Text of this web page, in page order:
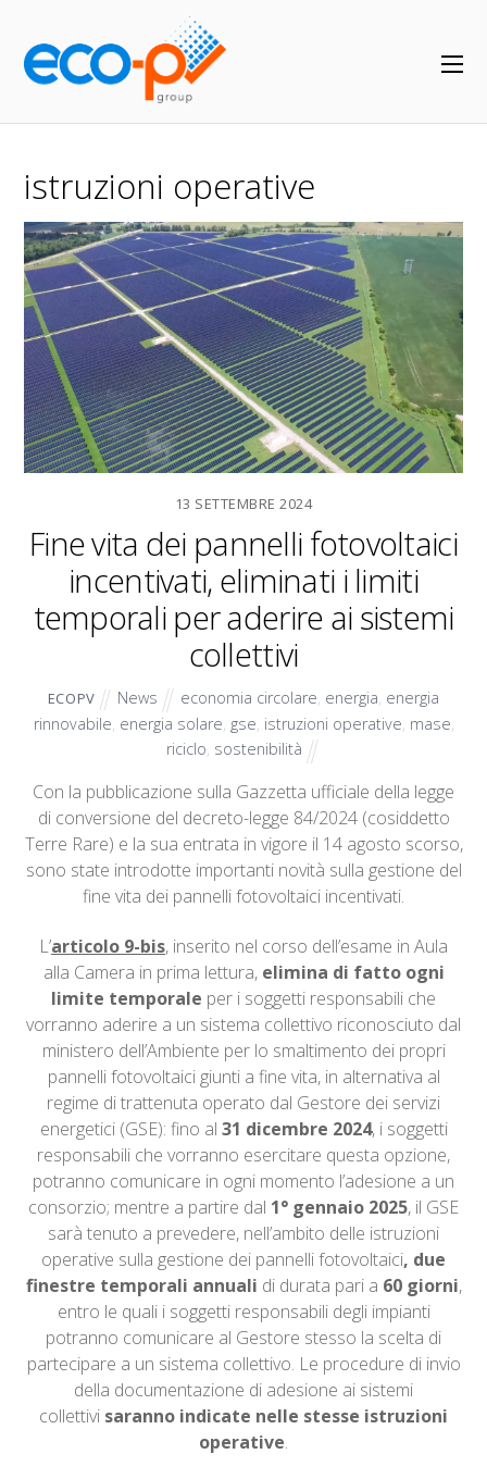
istruzioni operative
13 SETTEMBRE 2024
Fine vita dei pannelli fotovoltaici
incentivati, eliminati i limiti
temporali per aderire ai sistemi
collettivi
ECOPV News economia circolare, energia, energia
rinnovabile, energia solare, gse, istruzioni operative, mase,
riciclo, sostenibilità
Con la pubblicazione sulla Gazzetta ufficiale della legge
di conversione del decreto-legge 84/2024 (cosiddetto
Terre Rare) e la sua entrata in vigore il 14 agosto scorso,
sono state introdotte importanti novità sulla gestione del
fine vita dei pannelli fotovoltaici incentivati.
L’articolo 9-bis, inserito nel corso dell’esame in Aula
alla Camera in prima lettura, elimina di fatto ogni
limite temporale per i soggetti responsabili che
vorranno aderire a un sistema collettivo riconosciuto dal
ministero dell’Ambiente per lo smaltimento dei propri
pannelli fotovoltaici giunti a fine vita, in alternativa al
regime di trattenuta operato dal Gestore dei servizi
energetici (GSE): fino al 31 dicembre 2024, i soggetti
responsabili che vorranno esercitare questa opzione,
potranno comunicare in ogni momento l’adesione a un
consorzio; mentre a partire dal 1° gennaio 2025, il GSE
sarà tenuto a prevedere, nell’ambito delle istruzioni
operative sulla gestione dei pannelli fotovoltaici, due
finestre temporali annuali di durata pari a 60 giorni,
entro le quali i soggetti responsabili degli impianti
potranno comunicare al Gestore stesso la scelta di
partecipare a un sistema collettivo. Le procedure di invio
della documentazione di adesione ai sistemi
collettivi saranno indicate nelle stesse istruzioni
operative.